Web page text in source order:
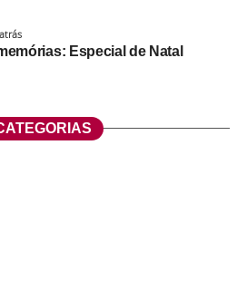
Especial de Natal